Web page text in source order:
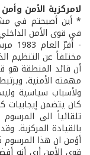
لامركزية الأمن
* أين أصبحتم في
في قوى الأمن
مختلفاً عن التنظيم
أن قائد المنطقة هو
مهمته الأمنية،
ولأسباب سياسية
كان يتضمن إيجابيات
أؤمن ان هذا